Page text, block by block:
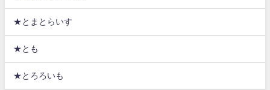
★とまとらいす
★とも
★とろろいも